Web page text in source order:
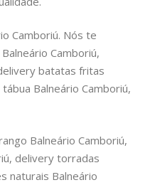
Camboriú. Nós te
Camboriú,
batatas fritas
Balneário Camboriú,
Balneário Camboriú,
delivery torradas
naturais Balneário